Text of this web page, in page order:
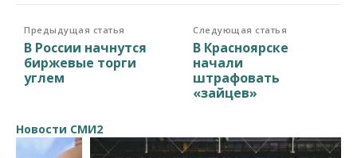
Предыдущая статья
В России начнутся
биржевые торги
углем
Следующая статья
В Красноярске
начали
штрафовать
«зайцев»
Новости СМИ2